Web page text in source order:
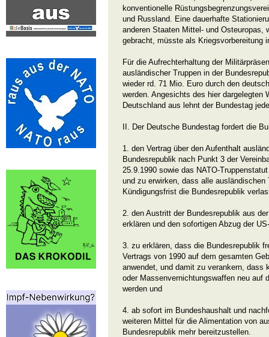
konventionelle
und Russland. Eine dauerhafte
anderen Staaten Mittel- und Osteuropas,
gebracht, müsste als Kriegsvorbereitung
Für die Aufrechterhaltung der
ausländischer Truppen in der
wieder rd. 71 Mio. Euro durch den
werden. Angesichts des hier dargelegten
Deutschland aus lehnt der Bundestag
II. Der Deutsche Bundestag fordert die
1. den Vertrag über den Aufenthalt
Bundesrepublik nach Punkt 3 der
25.9.1990 sowie das NATO-
und zu erwirken, dass alle ausländischen
Kündigungsfrist die Bundesrepublik
2. den Austritt der Bundesrepublik aus
erklären und den sofortigen Abzug der
3. zu erklären, dass die Bundesrepublik
Vertrags von 1990 auf dem gesamten
anwendet, und damit zu verankern, dass
oder Massenvernichtungswaffen neu auf
werden und
4. ab sofort im Bundeshaushalt und
weiteren Mittel für die Alimentation von
Bundesrepublik mehr bereitzustellen.